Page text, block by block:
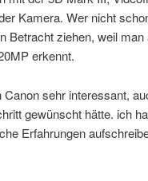
Kamera. Wer nicht
Betracht ziehen, weil man
erkennt.
sehr interessant,
gewünscht hätte. ich
Erfahrungen